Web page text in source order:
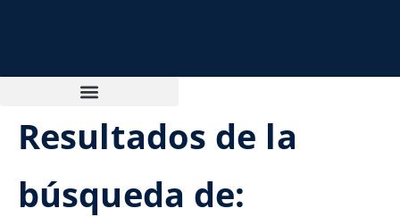
Resultados de la
búsqueda de: